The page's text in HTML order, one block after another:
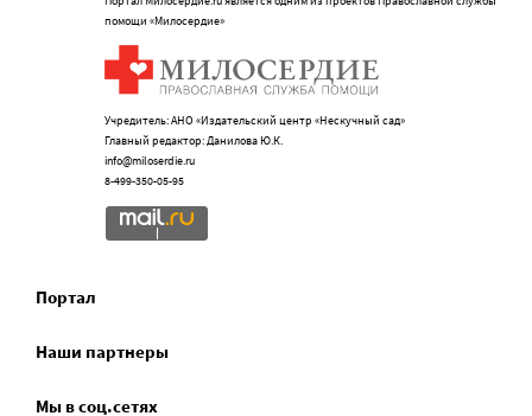
помощи «Милосердие»
Учредитель: АНО «Издательский центр «Нескучный сад»
Главный редактор: Данилова Ю.К.
info@miloserdie.ru
8-499-350-05-95
Портал
Наши партнеры
Мы в соц.сетях